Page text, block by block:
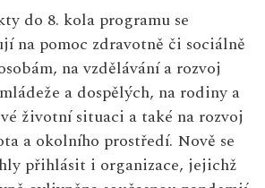
do 8. kola programu se
na pomoc zdravotně či sociálně
na vzdělávání a rozvoj
a dospělých, na rodiny a
životní situaci a také na rozvoj
a okolního prostředí. Nově se
přihlásit i organizace, jejichž